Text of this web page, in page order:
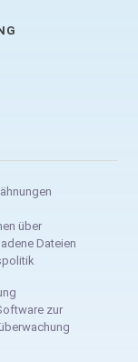
über
Dateien
zur